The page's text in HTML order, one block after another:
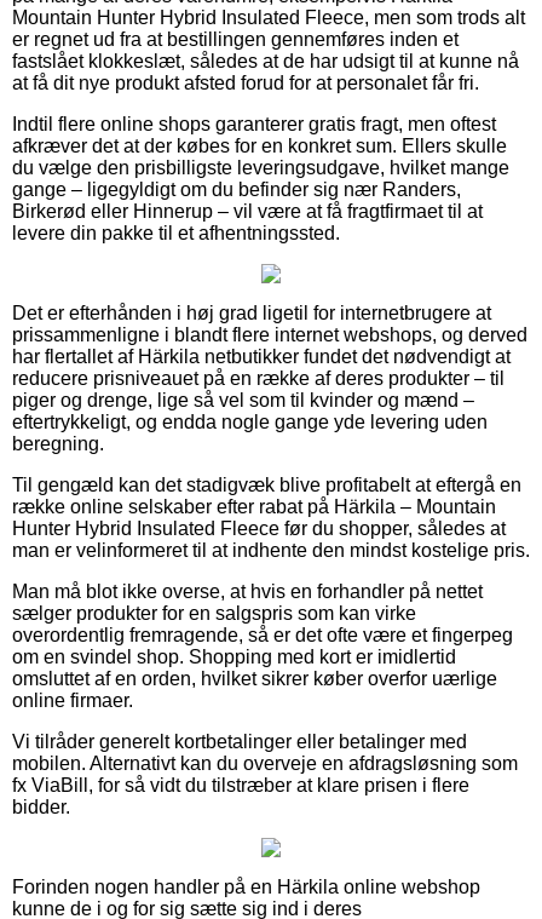
Mountain Hunter Hybrid Insulated Fleece, men som trods alt
er regnet ud fra at bestillingen gennemføres inden et
fastslået klokkeslæt, således at de har udsigt til at kunne nå
at få dit nye produkt afsted forud for at personalet får fri.
Indtil flere online shops garanterer gratis fragt, men oftest
afkræver det at der købes for en konkret sum. Ellers skulle
du vælge den prisbilligste leveringsudgave, hvilket mange
gange – ligegyldigt om du befinder sig nær Randers,
Birkerød eller Hinnerup – vil være at få fragtfirmaet til at
levere din pakke til et afhentningssted.
Det er efterhånden i høj grad ligetil for internetbrugere at
prissammenligne i blandt flere internet webshops, og derved
har flertallet af Härkila netbutikker fundet det nødvendigt at
reducere prisniveauet på en række af deres produkter – til
piger og drenge, lige så vel som til kvinder og mænd –
eftertrykkeligt, og endda nogle gange yde levering uden
beregning.
Til gengæld kan det stadigvæk blive profitabelt at eftergå en
række online selskaber efter rabat på Härkila – Mountain
Hunter Hybrid Insulated Fleece før du shopper, således at
man er velinformeret til at indhente den mindst kostelige pris.
Man må blot ikke overse, at hvis en forhandler på nettet
sælger produkter for en salgspris som kan virke
overordentlig fremragende, så er det ofte være et fingerpeg
om en svindel shop. Shopping med kort er imidlertid
omsluttet af en orden, hvilket sikrer køber overfor uærlige
online firmaer.
Vi tilråder generelt kortbetalinger eller betalinger med
mobilen. Alternativt kan du overveje en afdragsløsning som
fx ViaBill, for så vidt du tilstræber at klare prisen i flere
bidder.
Forinden nogen handler på en Härkila online webshop
kunne de i og for sig sætte sig ind i deres